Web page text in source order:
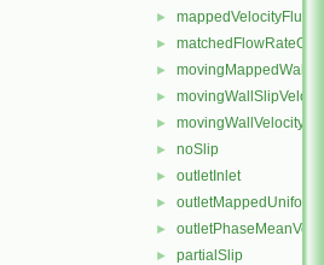
► mappedVelocityFlux
►
►
► movingWallSlipVelocity
► movingWallVelocity
► noSlip
► outletInlet
►
►
► partialSlip